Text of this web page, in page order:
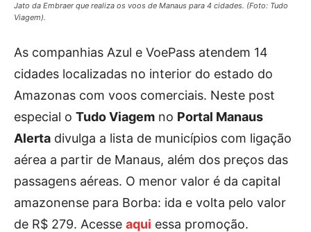
Jato da Embraer que realiza os voos de Manaus para 4 cidades. (Foto: Tudo
Viagem).
As companhias Azul e VoePass atendem 14
cidades localizadas no interior do estado do
Amazonas com voos comerciais. Neste post
especial o Tudo Viagem no Portal Manaus
Alerta divulga a lista de municípios com ligação
aérea a partir de Manaus, além dos preços das
passagens aéreas. O menor valor é da capital
amazonense para Borba: ida e volta pelo valor
de R$ 279. Acesse aqui essa promoção.